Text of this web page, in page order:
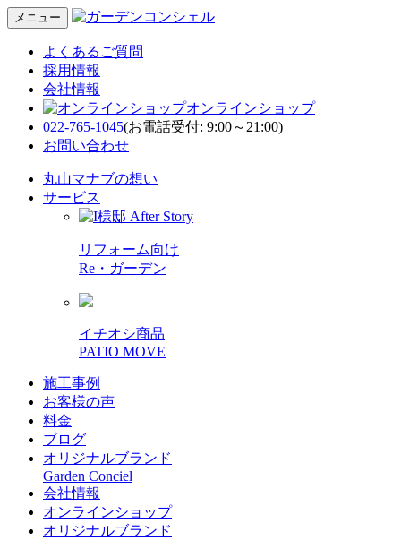
メニュー
よくあるご質問
採用情報
会社情報
オンラインショップ
022-765-1045(お電話受付: 9:00～21:00)
お問い合わせ
丸山マナブの想い
サービス
リフォーム向け
Re・ガーデン
イチオシ商品
PATIO MOVE
施工事例
お客様の声
料金
ブログ
オリジナルブランド
Garden Conciel
会社情報
オンラインショップ
オリジナルブランド